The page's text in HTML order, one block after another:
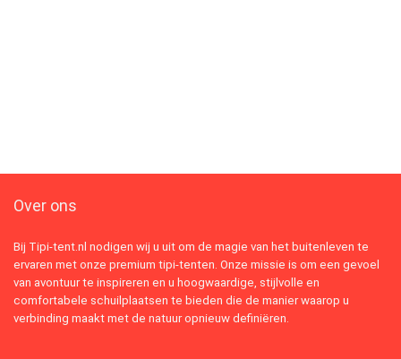
Over ons
Bij Tipi-tent.nl nodigen wij u uit om de magie van het buitenleven te
ervaren met onze premium tipi-tenten. Onze missie is om een gevoel
van avontuur te inspireren en u hoogwaardige, stijlvolle en
comfortabele schuilplaatsen te bieden die de manier waarop u
verbinding maakt met de natuur opnieuw definiëren.